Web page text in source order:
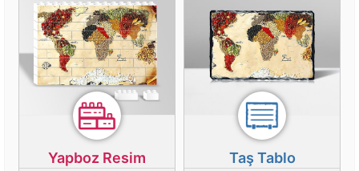
Yapboz Resim Taş Tablo